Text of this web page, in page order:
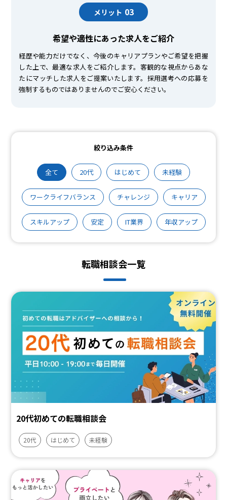
メリット 03
希望や適性にあった求人をご紹介
経歴や能力だけでなく、今後のキャリアプランやご希望を把握
した上で、最適な求人をご紹介します。客観的な視点からあな
たにマッチした求人をご提案いたします。採用選考への応募を
強制するものではありませんのでご安心ください。
絞り込み条件
全て 20代 はじめて 未経験
ワークライフバランス チャレンジ キャリア
スキルアップ 安定 IT業界 年収アップ
転職相談会一覧
20代初めての転職相談会
20代 はじめて 未経験